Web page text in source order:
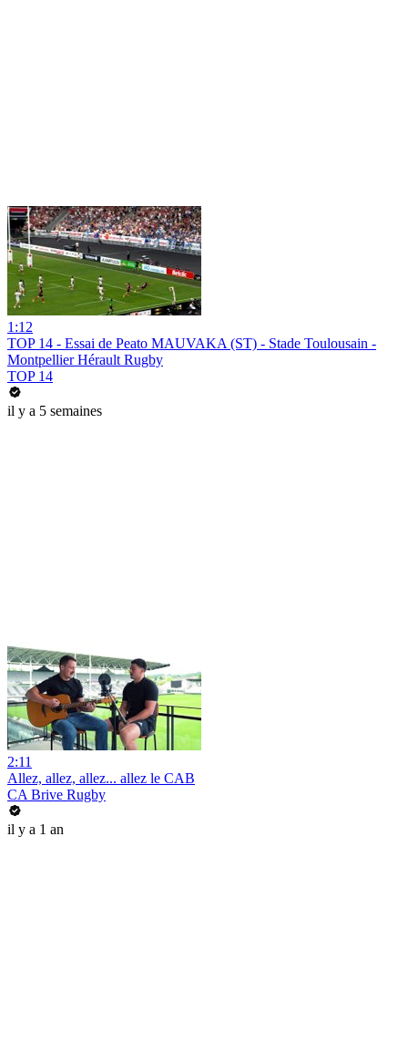
1:12
TOP 14 - Essai de Peato MAUVAKA (ST) - Stade Toulousain -
Montpellier Hérault Rugby
TOP 14
il y a 5 semaines
2:11
Allez, allez, allez... allez le CAB
CA Brive Rugby
il y a 1 an